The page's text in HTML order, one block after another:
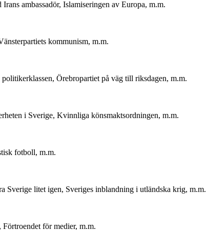
ambassadör, Islamiseringen av Europa, m.m.
kommunism, m.m.
Örebropartiet på väg till riksdagen, m.m.
i Sverige, Kvinnliga könsmaktsordningen, m.m.
fotboll, m.m.
Sverige litet igen, Sveriges inblandning i utländska krig, m.m.
för medier, m.m.